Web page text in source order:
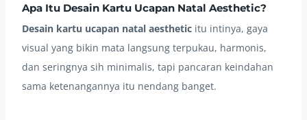
Apa Itu Desain Kartu Ucapan Natal Aesthetic?
Desain kartu ucapan natal aesthetic itu intinya, gaya
visual yang bikin mata langsung terpukau, harmonis,
dan seringnya sih minimalis, tapi pancaran keindahan
sama ketenangannya itu nendang banget.